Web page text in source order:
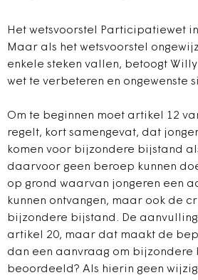
Het wetsvoorstel Participatiewet
Maar als het wetsvoorstel
enkele steken vallen, betoogt
wet te verbeteren en ongewenste
Om te beginnen moet artikel 12
regelt, kort samengevat, dat
komen voor bijzondere bijstand
daarvoor geen beroep kunnen
op grond waarvan jongeren een
kunnen ontvangen, maar ook de
bijzondere bijstand. De
artikel 20, maar dat maakt de
dan een aanvraag om
beoordeeld? Als hierin geen